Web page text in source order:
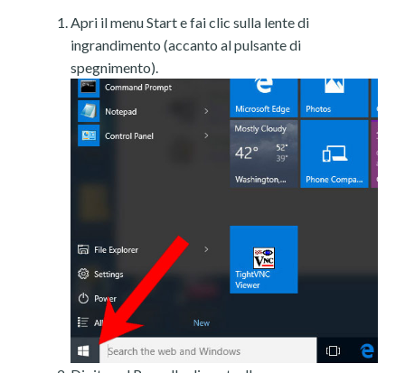
Apri il menu Start e fai clic sulla lente di
ingrandimento (accanto al pulsante di
spegnimento).